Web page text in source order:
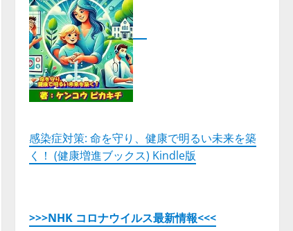
感染症対策: 命を守り、健康で明るい未来を築
く！ (健康増進ブックス) Kindle版
>>>NHK コロナウイルス最新情報<<<